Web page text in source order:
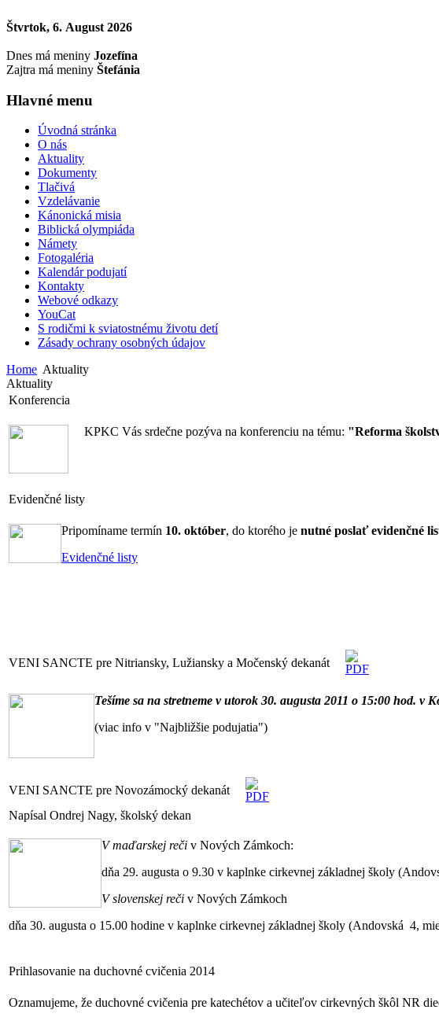
Štvrtok, 6. August 2026
Dnes má meniny Jozefína
Zajtra má meniny Štefánia
Hlavné menu
Úvodná stránka
O nás
Aktuality
Dokumenty
Tlačivá
Vzdelávanie
Kánonická misia
Biblická olympiáda
Námety
Fotogaléria
Kalendár podujatí
Kontakty
Webové odkazy
YouCat
S rodičmi k sviatostnému životu detí
Zásady ochrany osobných údajov
Home Aktuality
Aktuality
Konferencia
KPKC Vás srdečne pozýva na konferenciu na tému: "Reforma
Evidenčné listy
Pripomíname termín 10. október, do ktorého je nutné poslať evidenčné
Evidenčné listy
VENI SANCTE pre Nitriansky, Lužiansky a Močenský dekanát
Tešíme sa na stretneme v utorok 30. augusta 2011 o 15:00 hod. v
(viac info v "Najbližšie podujatia")
VENI SANCTE pre Novozámocký dekanát
Napísal Ondrej Nagy, školský dekan
V maďarskej reči v Nových Zámkoch:
dňa 29. augusta o 9.30 v kaplnke cirkevnej základnej školy
V slovenskej reči v Nových Zámkoch
dňa 30. augusta o 15.00 hodine v kaplnke cirkevnej základnej školy (Andovská 4,
Prihlasovanie na duchovné cvičenia 2014
Oznamujeme, že duchovné cvičenia pre katechétov a učiteľov cirkevných škôl NR